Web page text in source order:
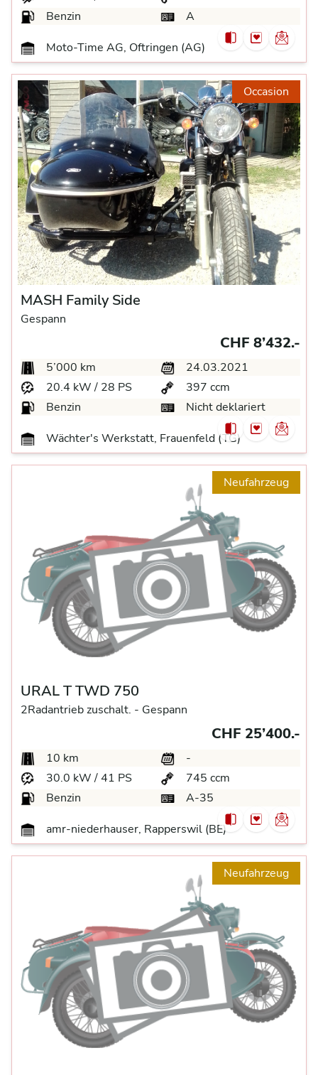
Benzin
A
Moto-Time AG, Oftringen (AG)
Occasion
MASH Family Side
Gespann
CHF 8’432.-
5’000 km
24.03.2021
20.4 kW / 28 PS
397 ccm
Benzin
Nicht deklariert
Wächter's Werkstatt, Frauenfeld (TG)
Neufahrzeug
URAL T TWD 750
2Radantrieb zuschalt. - Gespann
CHF 25’400.-
10 km
-
30.0 kW / 41 PS
745 ccm
Benzin
A-35
amr-niederhauser, Rapperswil (BE)
Neufahrzeug